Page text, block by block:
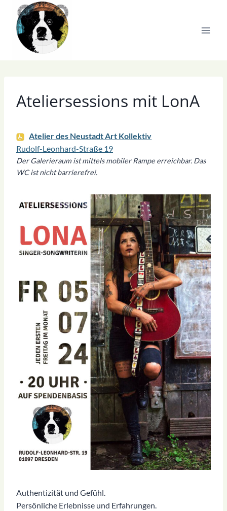
Inhalt
springen
Ateliersessions mit LonA
Atelier des Neustadt Art Kollektiv
Rudolf-Leonhard-Straße 19
Der Galerieraum ist mittels mobiler Rampe erreichbar. Das
WC ist nicht barrierefrei.
Authentizität und Gefühl.
Persönliche Erlebnisse und Erfahrungen.